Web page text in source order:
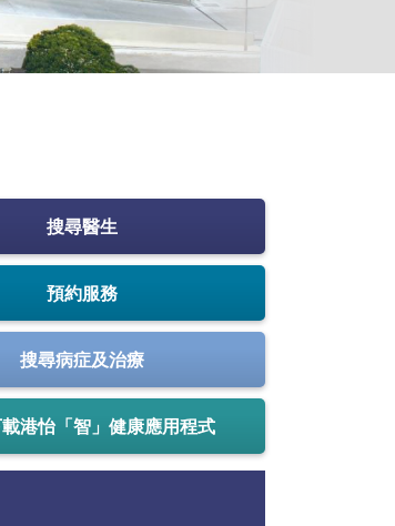
搜尋醫生
預約服務
搜尋病症及治療
港怡「智」健康應用程式